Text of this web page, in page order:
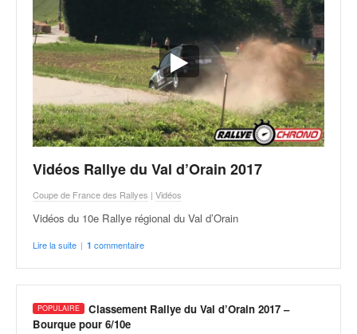
Vidéos Rallye du Val d’Orain 2017
Coupe de France des Rallyes | Vidéos
Vidéos du 10e Rallye régional du Val d’Orain
Lire la suite | 1 commentaire
Classement Rallye du Val d’Orain 2017 –
Bourque pour 6/10e